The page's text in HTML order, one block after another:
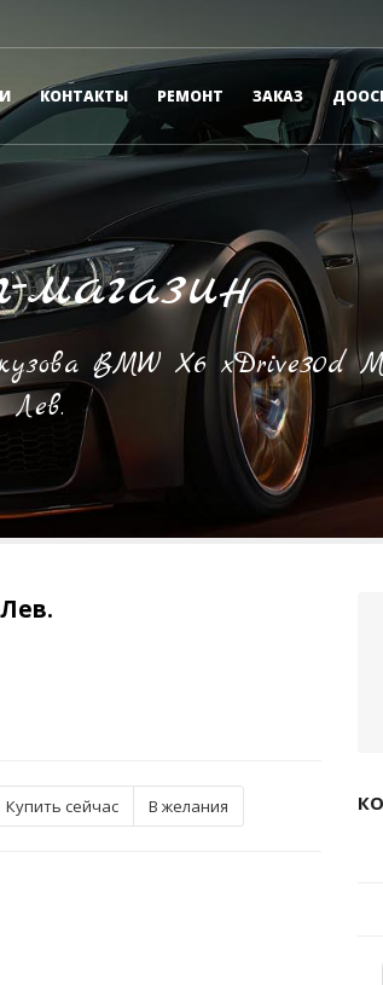
КОНТАКТЫ РЕМОНТ ЗАКАЗ
BMW X6 xDrive30d
Лев.
Купить сейчас В желания